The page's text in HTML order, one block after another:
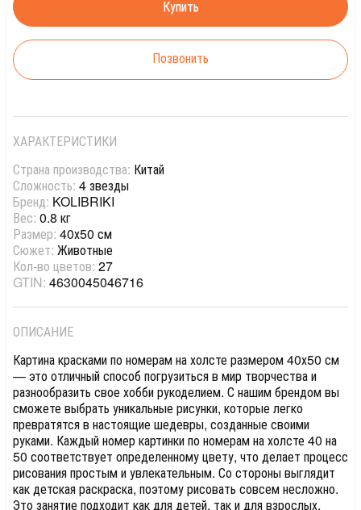
Позвонить
ХАРАКТЕРИСТИКИ
Страна производства: Китай
Сложность: 4 звезды
Бренд: KOLIBRIKI
Вес: 0.8 кг
Размер: 40х50 см
Сюжет: Животные
Кол-во цветов: 27
GTIN: 4630045046716
ОПИСАНИЕ
Картина красками по номерам на холсте размером 40х50 см
— это отличный способ погрузиться в мир творчества и
разнообразить свое хобби рукоделием. С нашим брендом вы
сможете выбрать уникальные рисунки, которые легко
превратятся в настоящие шедевры, созданные своими
руками. Каждый номер картинки по номерам на холсте 40 на
50 соответствует определенному цвету, что делает процесс
рисования простым и увлекательным. Со стороны выглядит
как детская раскраска, поэтому рисовать совсем несложно.
Это занятие подходит как для детей, так и для взрослых,